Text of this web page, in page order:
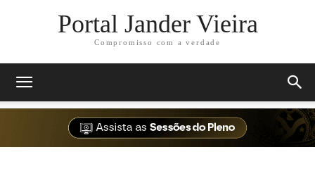
Portal Jander Vieira
Compromisso com a verdade